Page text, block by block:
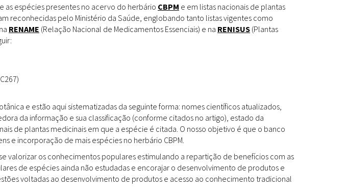
Medicinais
Conceitos
Livros
Periódicos
Produções Acadêmicas
Todos
Grupos de Pesquisa
Sementes, Mudas &
Plantas
Produto & Indústria Padrões
espécies presentes no acervo do herbário CBPM e em listas nacionais de plantas
reconhecidas pelo Ministério da Saúde, englobando tanto listas vigentes como
RENAME (Relação Nacional de Medicamentos Essenciais) e na RENISUS (Plantas
e estão aqui sistematizadas da seguinte forma: nomes científicos atualizados,
da informação e sua classificação (conforme citados no artigo), estado da
de plantas medicinais em que a espécie é citada. O nosso objetivo é que o banco
e incorporação de mais espécies no herbário CBPM.
valorizar os conhecimentos populares estimulando a repartição de benefícios com as
de espécies ainda não estudadas e encorajar o desenvolvimento de produtos e
voltadas ao desenvolvimento de produtos e acesso ao conhecimento tradicional